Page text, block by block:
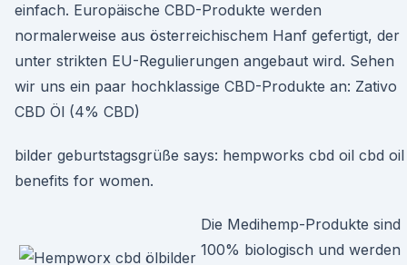
einfach. Europäische CBD-Produkte werden
normalerweise aus österreichischem Hanf gefertigt, der
unter strikten EU-Regulierungen angebaut wird. Sehen
wir uns ein paar hochklassige CBD-Produkte an: Zativo
CBD Öl (4% CBD)
bilder geburtstagsgrüße says: hempworks cbd oil cbd oil
benefits for women.
Die Medihemp-Produkte sind
100% biologisch und werden